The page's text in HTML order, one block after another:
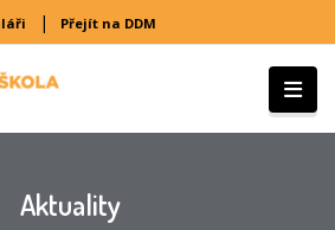
| Přejít na DDM
Aktuality